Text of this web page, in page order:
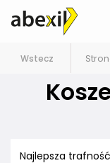
Wstecz
Najlepsza trafność